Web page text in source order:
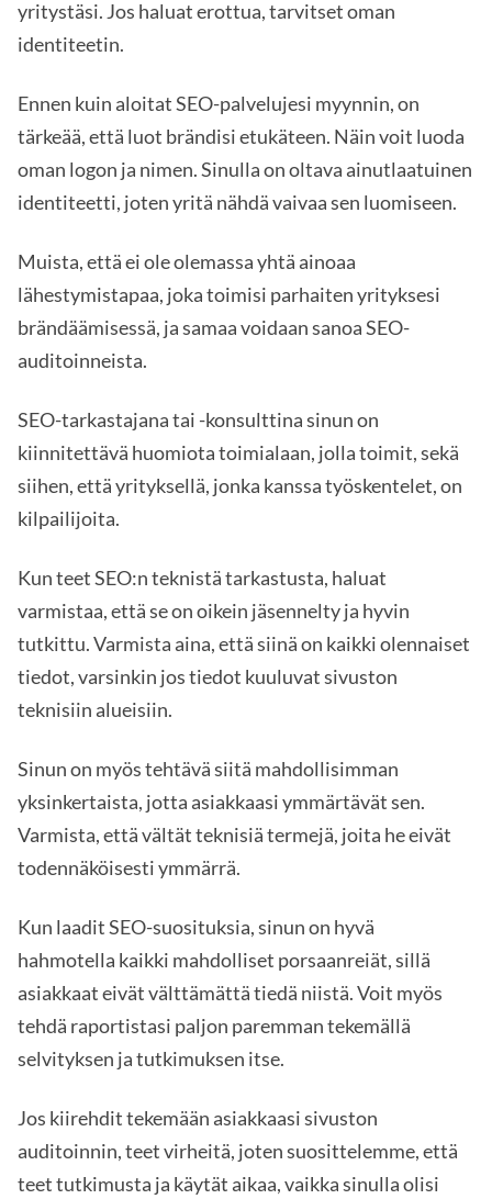
yritystäsi. Jos haluat erottua, tarvitset oman
identiteetin.
Ennen kuin aloitat SEO-palvelujesi myynnin, on
tärkeää, että luot brändisi etukäteen. Näin voit luoda
oman logon ja nimen. Sinulla on oltava ainutlaatuinen
identiteetti, joten yritä nähdä vaivaa sen luomiseen.
Muista, että ei ole olemassa yhtä ainoaa
lähestymistapaa, joka toimisi parhaiten yrityksesi
brändäämisessä, ja samaa voidaan sanoa SEO-
auditoinneista.
SEO-tarkastajana tai -konsulttina sinun on
kiinnitettävä huomiota toimialaan, jolla toimit, sekä
siihen, että yrityksellä, jonka kanssa työskentelet, on
kilpailijoita.
Kun teet SEO:n teknistä tarkastusta, haluat
varmistaa, että se on oikein jäsennelty ja hyvin
tutkittu. Varmista aina, että siinä on kaikki olennaiset
tiedot, varsinkin jos tiedot kuuluvat sivuston
teknisiin alueisiin.
Sinun on myös tehtävä siitä mahdollisimman
yksinkertaista, jotta asiakkaasi ymmärtävät sen.
Varmista, että vältät teknisiä termejä, joita he eivät
todennäköisesti ymmärrä.
Kun laadit SEO-suosituksia, sinun on hyvä
hahmotella kaikki mahdolliset porsaanreiät, sillä
asiakkaat eivät välttämättä tiedä niistä. Voit myös
tehdä raportistasi paljon paremman tekemällä
selvityksen ja tutkimuksen itse.
Jos kiirehdit tekemään asiakkaasi sivuston
auditoinnin, teet virheitä, joten suosittelemme, että
teet tutkimusta ja käytät aikaa, vaikka sinulla olisi